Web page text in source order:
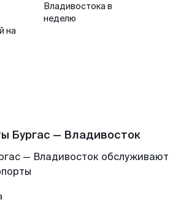
на
Владивостока в
неделю
Бургас — Владивосток
— Владивосток обслуживают